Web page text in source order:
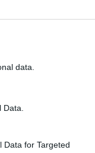
data.
Data for Targeted